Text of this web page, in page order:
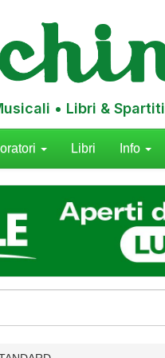
• Libri & Spartiti
Libri Info